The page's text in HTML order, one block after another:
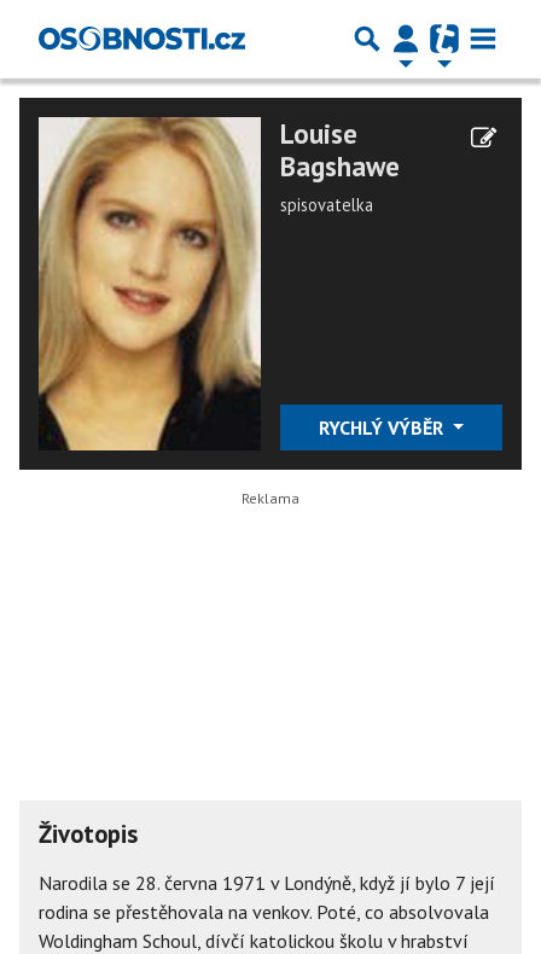
Louise
Bagshawe
spisovatelka
RYCHLÝ VÝBĚR
Životopis
Narodila se 28. června 1971 v Londýně, když jí bylo 7 její
rodina se přestěhovala na venkov. Poté, co absolvovala
Woldingham Schoul, dívčí katolickou školu v hrabství